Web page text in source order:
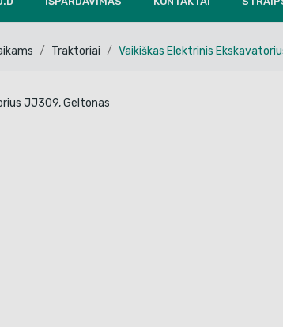
Traktoriai Vaikiškas Elektrinis